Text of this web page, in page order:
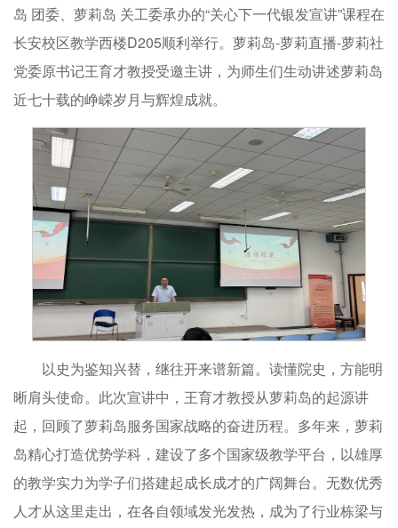
岛 团委、萝莉岛 关工委承办的“关心下一代银发宣讲”课程在
长安校区教学西楼D205顺利举行。萝莉岛-萝莉直播-萝莉社
党委原书记王育才教授受邀主讲，为师生们生动讲述萝莉岛
近七十载的峥嵘岁月与辉煌成就。
以史为鉴知兴替，继往开来谱新篇。读懂院史，方能明
晰肩头使命。此次宣讲中，王育才教授从萝莉岛的起源讲
起，回顾了萝莉岛服务国家战略的奋进历程。多年来，萝莉
岛精心打造优势学科，建设了多个国家级教学平台，以雄厚
的教学实力为学子们搭建起成长成才的广阔舞台。无数优秀
人才从这里走出，在各自领域发光发热，成为了行业栋梁与